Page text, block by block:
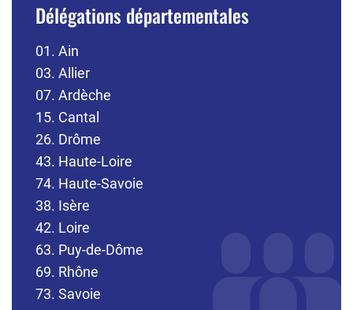
Délégations départementales
01. Ain
03. Allier
07. Ardèche
15. Cantal
26. Drôme
43. Haute-Loire
74. Haute-Savoie
38. Isère
42. Loire
63. Puy-de-Dôme
69. Rhône
73. Savoie